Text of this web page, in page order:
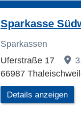
Sparkasse
Sparkassen
Uferstraße 17
66987
Details anzeigen